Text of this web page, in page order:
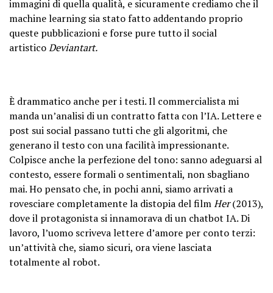
immagini di quella qualità, e sicuramente crediamo che il
machine learning sia stato fatto addentando proprio
queste pubblicazioni e forse pure tutto il social
artisticoDeviantart.
È drammatico anche per i testi. Il commercialista mi
manda un’analisi di un contratto fatta con l’IA. Lettere e
post sui social passano tutti che gli algoritmi, che
generano il testo con una facilità impressionante.
Colpisce anche la perfezione del tono: sanno adeguarsi al
contesto, essere formali o sentimentali, non sbagliano
mai. Ho pensato che, in pochi anni, siamo arrivati a
rovesciare completamente la distopia del filmHer(2013),
dove il protagonista si innamorava di un chatbot IA. Di
lavoro, l’uomo scriveva lettere d’amore per conto terzi:
un’attività che, siamo sicuri, ora viene lasciata
totalmente al robot.